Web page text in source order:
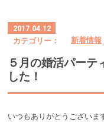
2017.04.12
カテゴリー：
新着情報
５月の婚活パーテ
した！
いつもありがとうございま